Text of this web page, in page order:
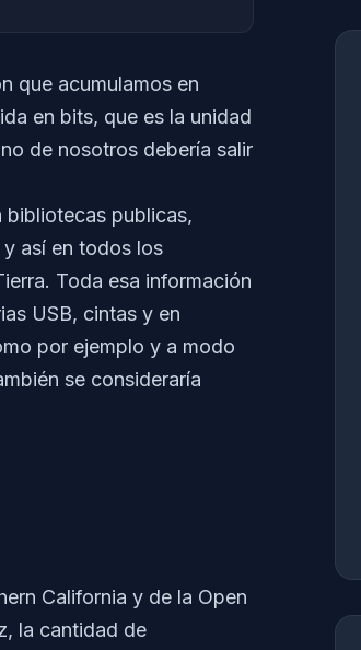
que acumulamos en
en bits, que es la unidad
de nosotros debería salir
bibliotecas publicas,
así en todos los
Toda esa información
USB, cintas y en
por ejemplo y a modo
se consideraría
California y de la Open
la cantidad de